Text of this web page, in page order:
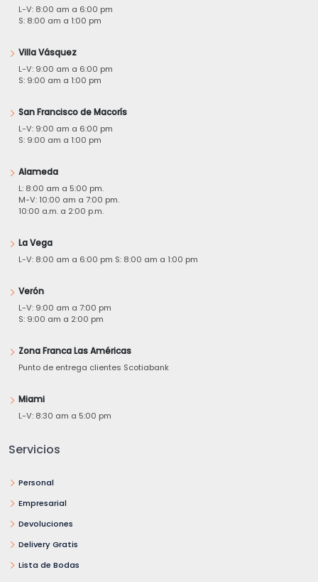
L-V: 8:00 am a 6:00 pm
S: 8:00 am a 1:00 pm
Villa Vásquez
L-V: 9:00 am a 6:00 pm
S: 9:00 am a 1:00 pm
San Francisco de Macorís
L-V: 9:00 am a 6:00 pm
S: 9:00 am a 1:00 pm
Alameda
L: 8:00 am a 5:00 pm.
M-V: 10:00 am a 7:00 pm.
10:00 a.m. a 2:00 p.m.
La Vega
L-V: 8:00 am a 6:00 pm S: 8:00 am a 1:00 pm
Verón
L-V: 9:00 am a 7:00 pm
S: 9:00 am a 2:00 pm
Zona Franca Las Américas
Punto de entrega clientes Scotiabank
Miami
L-V: 8:30 am a 5:00 pm
Servicios
Personal
Empresarial
Devoluciones
Delivery Gratis
Lista de Bodas